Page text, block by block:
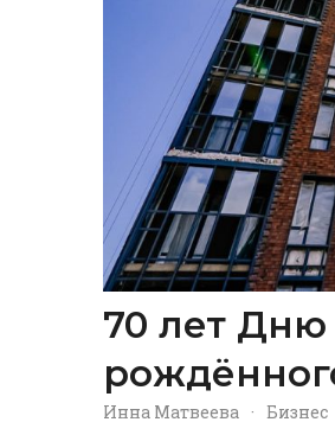
70 лет Дню
Инна Матвеева · Бизнес